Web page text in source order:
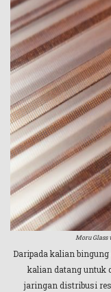
Moru Glass
Daripada kalian
kalian datang untuk
jaringan distribusi